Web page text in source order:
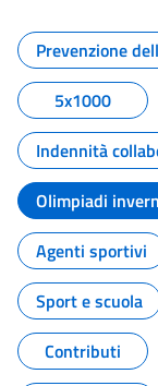
Tutti i
Prevenzione
5x1000
Indennità
Olimpiadi
Agenti sportivi
Sport e scuola
Contributi